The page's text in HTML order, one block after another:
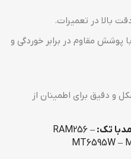
پوشش مقاوم در برابر خوردگی و
و دقیق برای اطمینان از
تک: RAM256 –
MT6595W –